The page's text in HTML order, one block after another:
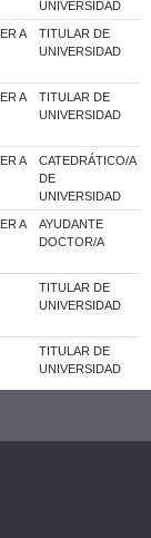
UNIVERSIDAD
A
TITULAR DE
UNIVERSIDAD
A
TITULAR DE
UNIVERSIDAD
A
CATEDRÁTICO/A
DE
UNIVERSIDAD
A
AYUDANTE
DOCTOR/A
TITULAR DE
UNIVERSIDAD
TITULAR DE
UNIVERSIDAD